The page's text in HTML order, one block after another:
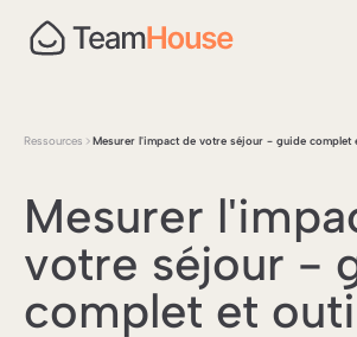
Ressources Mesurer l'impact de votre séjour - guide complet
Mesurer
votre séjour -
complet et